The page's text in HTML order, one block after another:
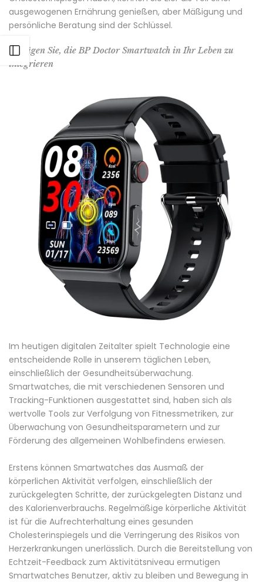
Seitenleiste öffnen
ausgewogenen Ernährung genießen, aber Mäßigung und
persönliche Beratung sind der Schlüssel.
Erwägen Sie, die BP Doctor Smartwatch in Ihr Leben zu
integrieren
Im heutigen digitalen Zeitalter spielt Technologie eine
entscheidende Rolle in unserem täglichen Leben,
einschließlich der Gesundheitsüberwachung.
Smartwatches, die mit verschiedenen Sensoren und
Tracking-Funktionen ausgestattet sind, haben sich als
wertvolle Tools zur Verfolgung von Fitnessmetriken, zur
Überwachung von Gesundheitsparametern und zur
Förderung des allgemeinen Wohlbefindens erwiesen.
Erstens können Smartwatches das Ausmaß der
körperlichen Aktivität verfolgen, einschließlich der
zurückgelegten Schritte, der zurückgelegten Distanz und
des Kalorienverbrauchs. Regelmäßige körperliche Aktivität
ist für die Aufrechterhaltung eines gesunden
Cholesterinspiegels und die Verringerung des Risikos von
Herzerkrankungen unerlässlich. Durch die Bereitstellung von
Echtzeit-Feedback zum Aktivitätsniveau ermutigen
Smartwatches Benutzer, aktiv zu bleiben und Bewegung in